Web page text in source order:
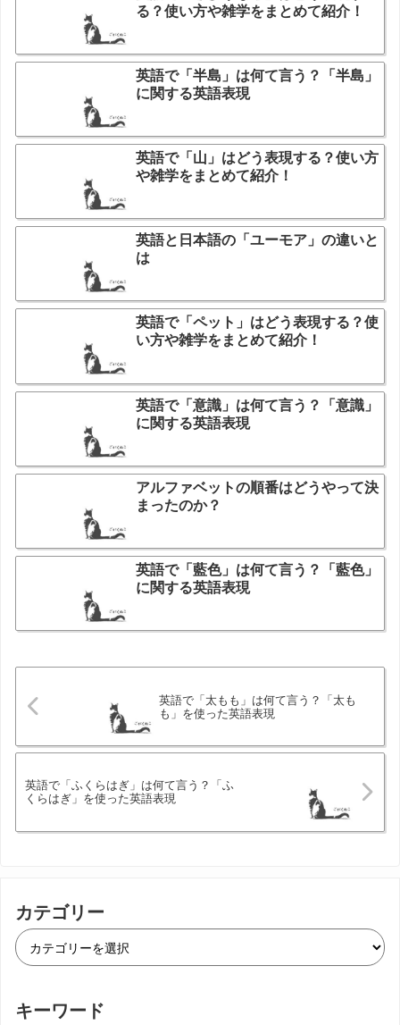
る？使い方や雑学をまとめて紹介！
英語で「半島」は何て言う？「半島」
に関する英語表現
英語で「山」はどう表現する？使い方
や雑学をまとめて紹介！
英語と日本語の「ユーモア」の違いと
は
英語で「ペット」はどう表現する？使
い方や雑学をまとめて紹介！
英語で「意識」は何て言う？「意識」
に関する英語表現
アルファベットの順番はどうやって決
まったのか？
英語で「藍色」は何て言う？「藍色」
に関する英語表現
英語で「太もも」は何て言う？「太も
も」を使った英語表現
英語で「ふくらはぎ」は何て言う？「ふ
くらはぎ」を使った英語表現
カテゴリー
キーワード